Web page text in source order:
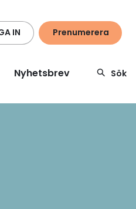
IN Prenumerera
Nyhetsbrev Sök